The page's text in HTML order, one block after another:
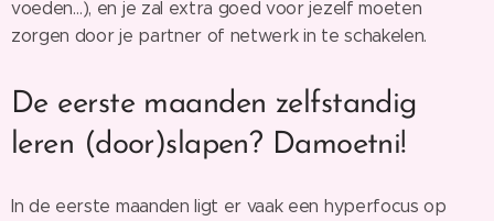
voeden…), en je zal extra goed voor jezelf moeten
zorgen door je partner of netwerk in te schakelen.
De eerste maanden zelfstandig
leren (door)slapen? Damoetni!
In de eerste maanden ligt er vaak een hyperfocus op